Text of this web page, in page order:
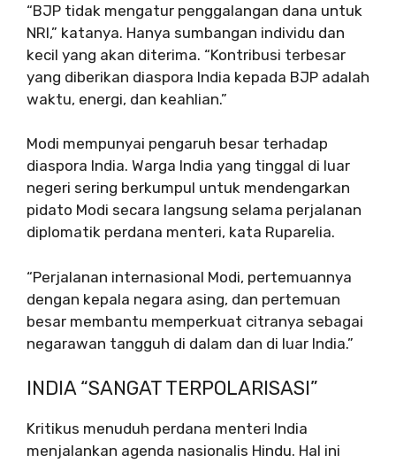
“BJP tidak mengatur penggalangan dana untuk
NRI,” katanya. Hanya sumbangan individu dan
kecil yang akan diterima. “Kontribusi terbesar
yang diberikan diaspora India kepada BJP adalah
waktu, energi, dan keahlian.”
Modi mempunyai pengaruh besar terhadap
diaspora India. Warga India yang tinggal di luar
negeri sering berkumpul untuk mendengarkan
pidato Modi secara langsung selama perjalanan
diplomatik perdana menteri, kata Ruparelia.
“Perjalanan internasional Modi, pertemuannya
dengan kepala negara asing, dan pertemuan
besar membantu memperkuat citranya sebagai
negarawan tangguh di dalam dan di luar India.”
INDIA “SANGAT TERPOLARISASI”
Kritikus menuduh perdana menteri India
menjalankan agenda nasionalis Hindu. Hal ini